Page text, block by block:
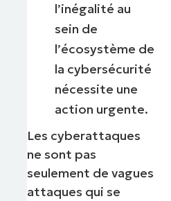
l’inégalité au
sein de
l’écosystème de
la cybersécurité
nécessite une
action urgente.
Les cyberattaques
ne sont pas
seulement de vagues
attaques qui se